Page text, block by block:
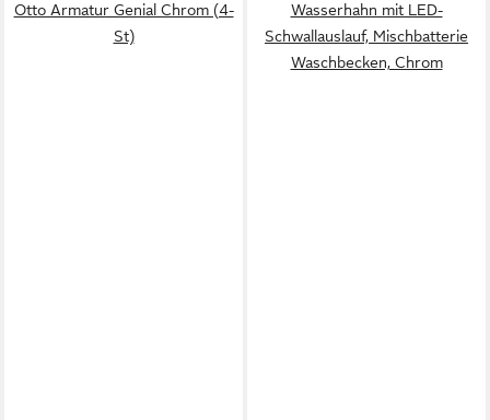
Otto Armatur Genial Chrom (4-
St)
Wasserhahn mit LED-
Schwallauslauf, Mischbatterie
Waschbecken, Chrom